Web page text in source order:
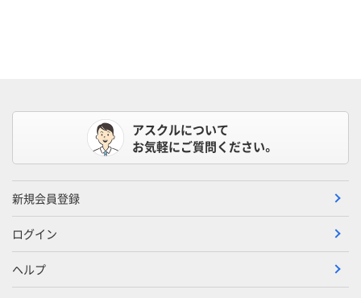
アスクルについて
お気軽にご質問ください。
新規会員登録
ログイン
ヘルプ